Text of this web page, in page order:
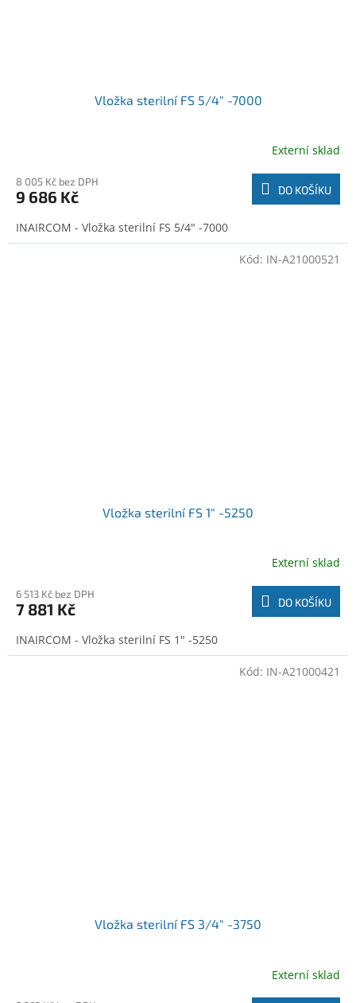
Vložka sterilní FS 5/4" -7000
Externí sklad
8 005 Kč bez DPH
9 686 Kč DO KOŠÍKU
INAIRCOM - Vložka sterilní FS 5/4" -7000
Vložka sterilní FS 1" -5250
Externí sklad
6 513 Kč bez DPH
7 881 Kč DO KOŠÍKU
INAIRCOM - Vložka sterilní FS 1" -5250
Kód: IN-A21000521
Vložka sterilní FS 3/4" -3750
Externí sklad
Kód: IN-A21000421